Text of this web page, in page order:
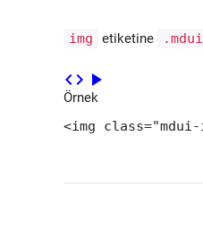
img etiketine
code play_arrow
Örnek
<img